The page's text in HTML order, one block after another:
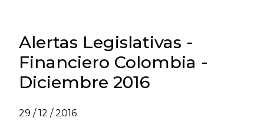
Alertas Legislativas -
Financiero Colombia -
Diciembre 2016
29 / 12 / 2016